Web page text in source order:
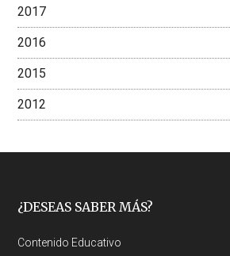
2017
2016
2015
2012
Footer
¿DESEAS SABER MÁS?
Contenido Educativo